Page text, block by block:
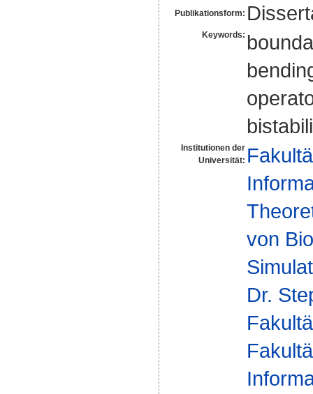
Publikationsform:
Keywords:
Institutionen der
Universität:
von
Dr.